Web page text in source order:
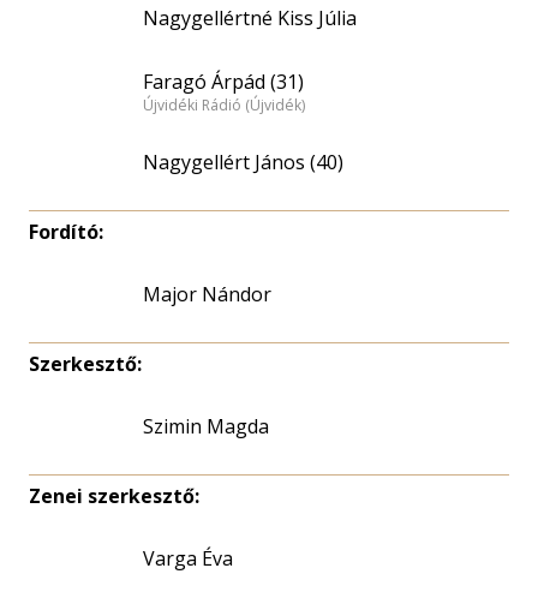
Nagygellértné Kiss Júlia
Faragó Árpád (31)
Újvidéki Rádió (Újvidék)
Nagygellért János (40)
Fordító:
Major Nándor
Szerkesztő:
Szimin Magda
Zenei szerkesztő:
Varga Éva